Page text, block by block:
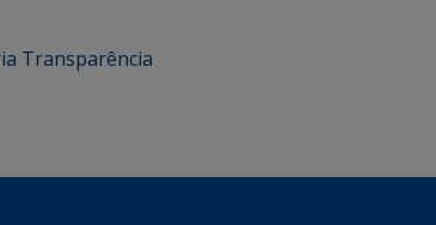
Transparência